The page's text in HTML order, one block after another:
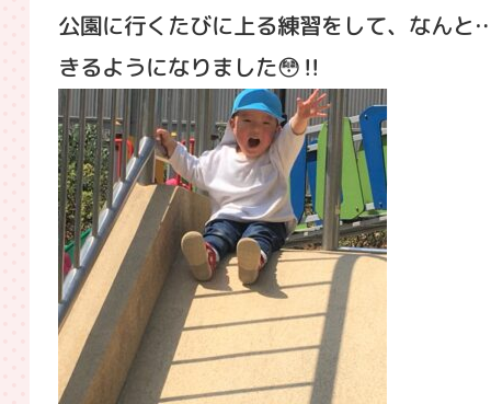
公園に行くたびに上る練習をして、なんと
きるようになりました😳‼